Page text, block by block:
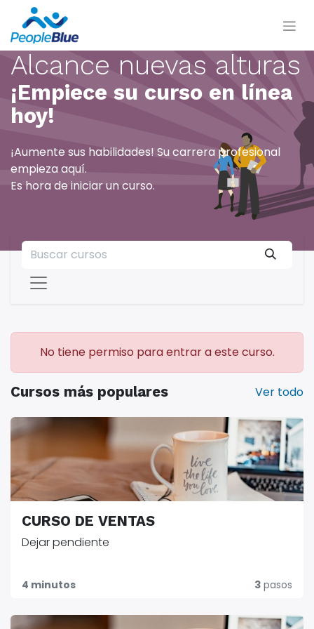
Alcance nuevas alturas
¡Empiece su curso en línea
hoy!
¡Aumente sus habilidades! Su carrera profesional
empieza aquí.
Es hora de iniciar un curso.
No tiene permiso para entrar a este curso.
Ver todo
Cursos más populares
CURSO DE VENTAS
Dejar pendiente
4 minutos 3 pasos